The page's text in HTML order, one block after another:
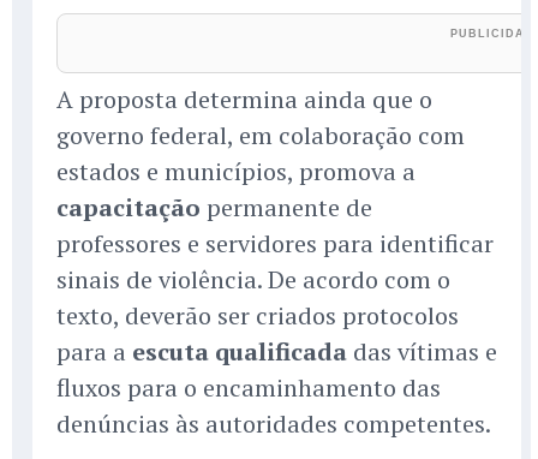
A proposta determina ainda que o
governo federal, em colaboração com
estados e municípios, promova a
capacitação permanente de
professores e servidores para identificar
sinais de violência. De acordo com o
texto, deverão ser criados protocolos
para a escuta qualificada das vítimas e
fluxos para o encaminhamento das
denúncias às autoridades competentes.